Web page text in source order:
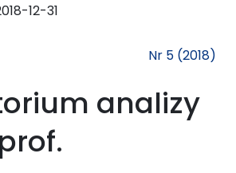
12-31
Nr 5 (2018)
analizy